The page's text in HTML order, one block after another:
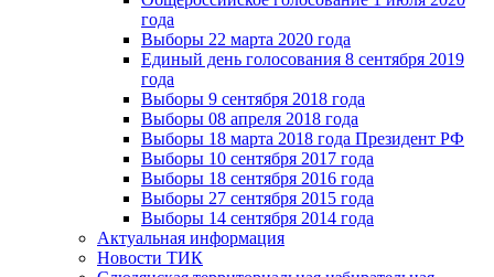
года
Выборы 22 марта 2020 года
Единый день голосования 8 сентября 2019
года
Выборы 9 сентября 2018 года
Выборы 08 апреля 2018 года
Выборы 18 марта 2018 года Президент РФ
Выборы 10 сентября 2017 года
Выборы 18 сентября 2016 года
Выборы 27 сентября 2015 года
Выборы 14 сентября 2014 года
Актуальная информация
Новости ТИК